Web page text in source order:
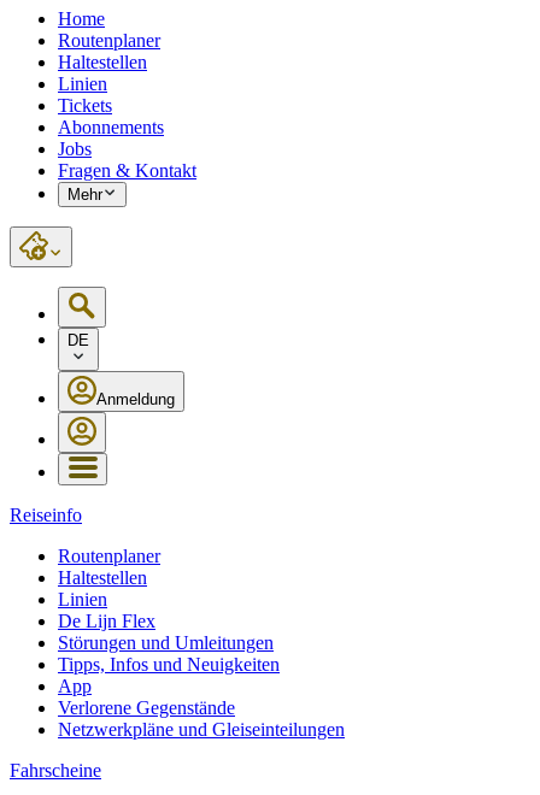
Home
Routenplaner
Haltestellen
Linien
Tickets
Abonnements
Jobs
Fragen & Kontakt
Mehr
DE
Anmeldung
Reiseinfo
Routenplaner
Haltestellen
Linien
De Lijn Flex
Störungen und Umleitungen
Tipps, Infos und Neuigkeiten
App
Verlorene Gegenstände
Netzwerkpläne und Gleiseinteilungen
Fahrscheine